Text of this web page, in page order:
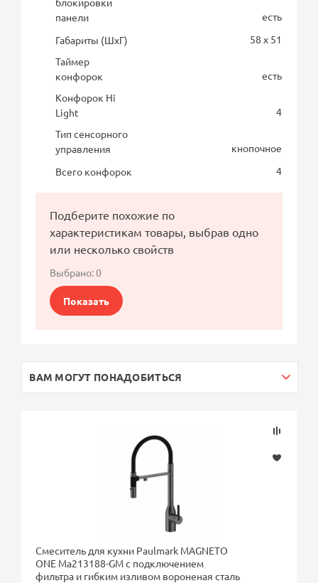
панели
есть
Габариты (ШхГ)
58 x 51
Таймер
конфорок
есть
Конфорок Hi
Light
4
Тип сенсорного
управления
кнопочное
Всего конфорок
4
Подберите похожие по
характеристикам товары, выбрав одно
или несколько свойств
Выбрано:0
Показать
ВАМ МОГУТ ПОНАДОБИТЬСЯ
Смеситель для кухни Paulmark MAGNETO
ONE Ma213188-GM с подключением
фильтра и гибким изливом вороненая сталь